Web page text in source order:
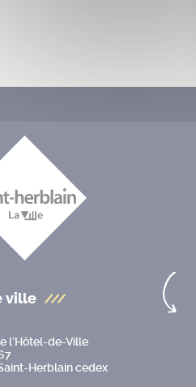
ville
l’Hôtel-de-Ville
Herblain cedex